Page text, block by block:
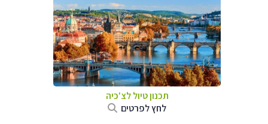
תכנון טיול לצ'כיה
לחץ לפרטים